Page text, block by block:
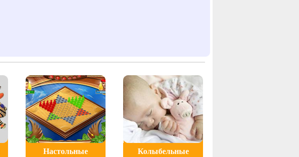
Настольные
Колыбельные